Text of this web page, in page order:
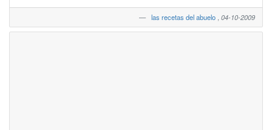
las recetas del abuelo 04-10-2009